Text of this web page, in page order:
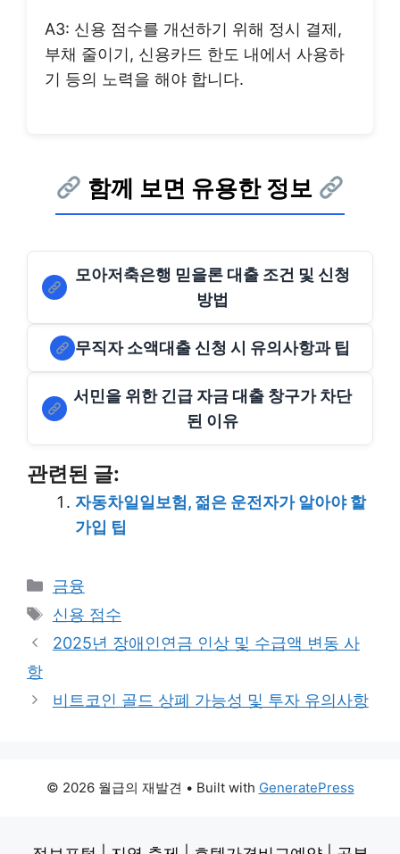
A3: 신용 점수를 개선하기 위해 정시 결제,
부채 줄이기, 신용카드 한도 내에서 사용하
기 등의 노력을 해야 합니다.
함께 보면 유용한 정보
모아저축은행 믿을론 대출 조건 및 신청
방법
무직자 소액대출 신청 시 유의사항과 팁
서민을 위한 긴급 자금 대출 창구가 차단
된 이유
관련된 글:
자동차일일보험, 젊은 운전자가 알아야 할
가입 팁
Categories
금융
Tags
신용 점수
2025년 장애인연금 인상 및 수급액 변동 사
항
비트코인 골드 상폐 가능성 및 투자 유의사항
© 2026 월급의 재발견 • Built with GeneratePress